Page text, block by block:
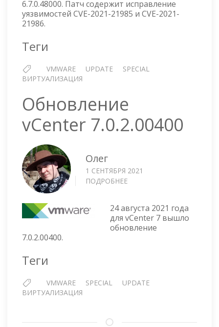
6.7.0.48000. Патч содержит исправление
уязвимостей CVE-2021-21985 и CVE-2021-
21986.
Теги
VMWARE UPDATE
SPECIAL
ВИРТУАЛИЗАЦИЯ
Обновление
vCenter 7.0.2.00400
Олег
1 СЕНТЯБРЯ 2021
ПОДРОБНЕЕ
7.0.2.00400
24 августа 2021 года
для vCenter 7 вышло
обновление
7.0.2.00400.
Теги
VMWARE SPECIAL
UPDATE
ВИРТУАЛИЗАЦИЯ